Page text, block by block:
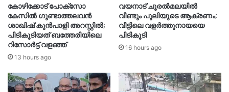
കോഴിക്കോട് പോക്സോ
കേസിൽ ഗുണ്ടാത്തലവൻ
ശാഖിഷ് കുൻപാളി അറസ്റ്റിൽ;
പിടികൂടിയത് ബത്തേരിയിലെ
റിസോർട്ട് വളഞ്ഞ്
13 hours ago
വയനാട് ചൂരൽമലയിൽ
വീണ്ടും പുലിയുടെ ആക്രണം;
വീട്ടിലെ വളർത്തുനായയെ
പിടികൂടി
16 hours ago